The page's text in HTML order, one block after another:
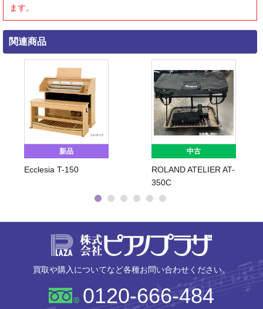
ます。
関連商品
新品
Ecclesia T-150
中古
ROLAND ATELIER AT-
350C
買取や購入についてなど各種お問い合わせください。
0120-666-484